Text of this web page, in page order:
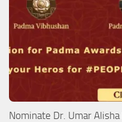
Nominate Dr. Umar